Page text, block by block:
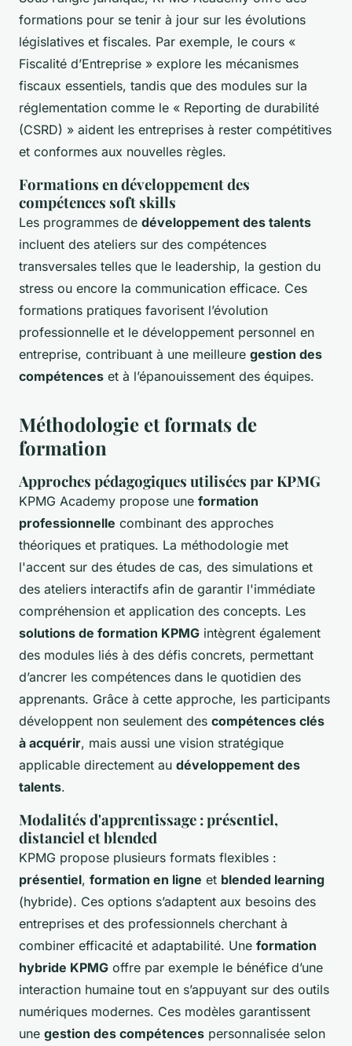
formations pour se tenir à jour sur les évolutions
législatives et fiscales. Par exemple, le cours «
Fiscalité d’Entreprise » explore les mécanismes
fiscaux essentiels, tandis que des modules sur la
réglementation comme le « Reporting de durabilité
(CSRD) » aident les entreprises à rester compétitives
et conformes aux nouvelles règles.
Formations en développement des
compétences soft skills
Les programmes de développement des talents
incluent des ateliers sur des compétences
transversales telles que le leadership, la gestion du
stress ou encore la communication efficace. Ces
formations pratiques favorisent l’évolution
professionnelle et le développement personnel en
entreprise, contribuant à une meilleure gestion des
compétences et à l’épanouissement des équipes.
Méthodologie et formats de
formation
Approches pédagogiques utilisées par KPMG
KPMG Academy propose une formation
professionnelle combinant des approches
théoriques et pratiques. La méthodologie met
l'accent sur des études de cas, des simulations et
des ateliers interactifs afin de garantir l'immédiate
compréhension et application des concepts. Les
solutions de formation KPMG intègrent également
des modules liés à des défis concrets, permettant
d’ancrer les compétences dans le quotidien des
apprenants. Grâce à cette approche, les participants
développent non seulement des compétences clés
à acquérir, mais aussi une vision stratégique
applicable directement au développement des
talents.
Modalités d'apprentissage : présentiel,
distanciel et blended
KPMG propose plusieurs formats flexibles :
présentiel, formation en ligne et blended learning
(hybride). Ces options s’adaptent aux besoins des
entreprises et des professionnels cherchant à
combiner efficacité et adaptabilité. Une formation
hybride KPMG offre par exemple le bénéfice d’une
interaction humaine tout en s’appuyant sur des outils
numériques modernes. Ces modèles garantissent
une gestion des compétences personnalisée selon